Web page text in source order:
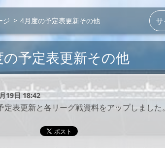
ジ > 4月度の予定表更新その他
予定表更新その他
19日 18:42
定表更新と各リーグ戦資料をアップしました。